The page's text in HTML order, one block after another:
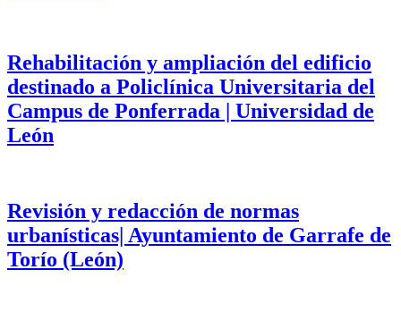
Rehabilitación y ampliación del edificio
destinado a Policlínica Universitaria del
Campus de Ponferrada | Universidad de
León
Revisión y redacción de normas
urbanísticas| Ayuntamiento de Garrafe de
Torío (León)